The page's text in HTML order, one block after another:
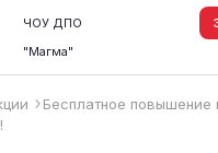
ЧОУ ДПО
"Магма"
arrow_forward_ios Бесплатное повышение